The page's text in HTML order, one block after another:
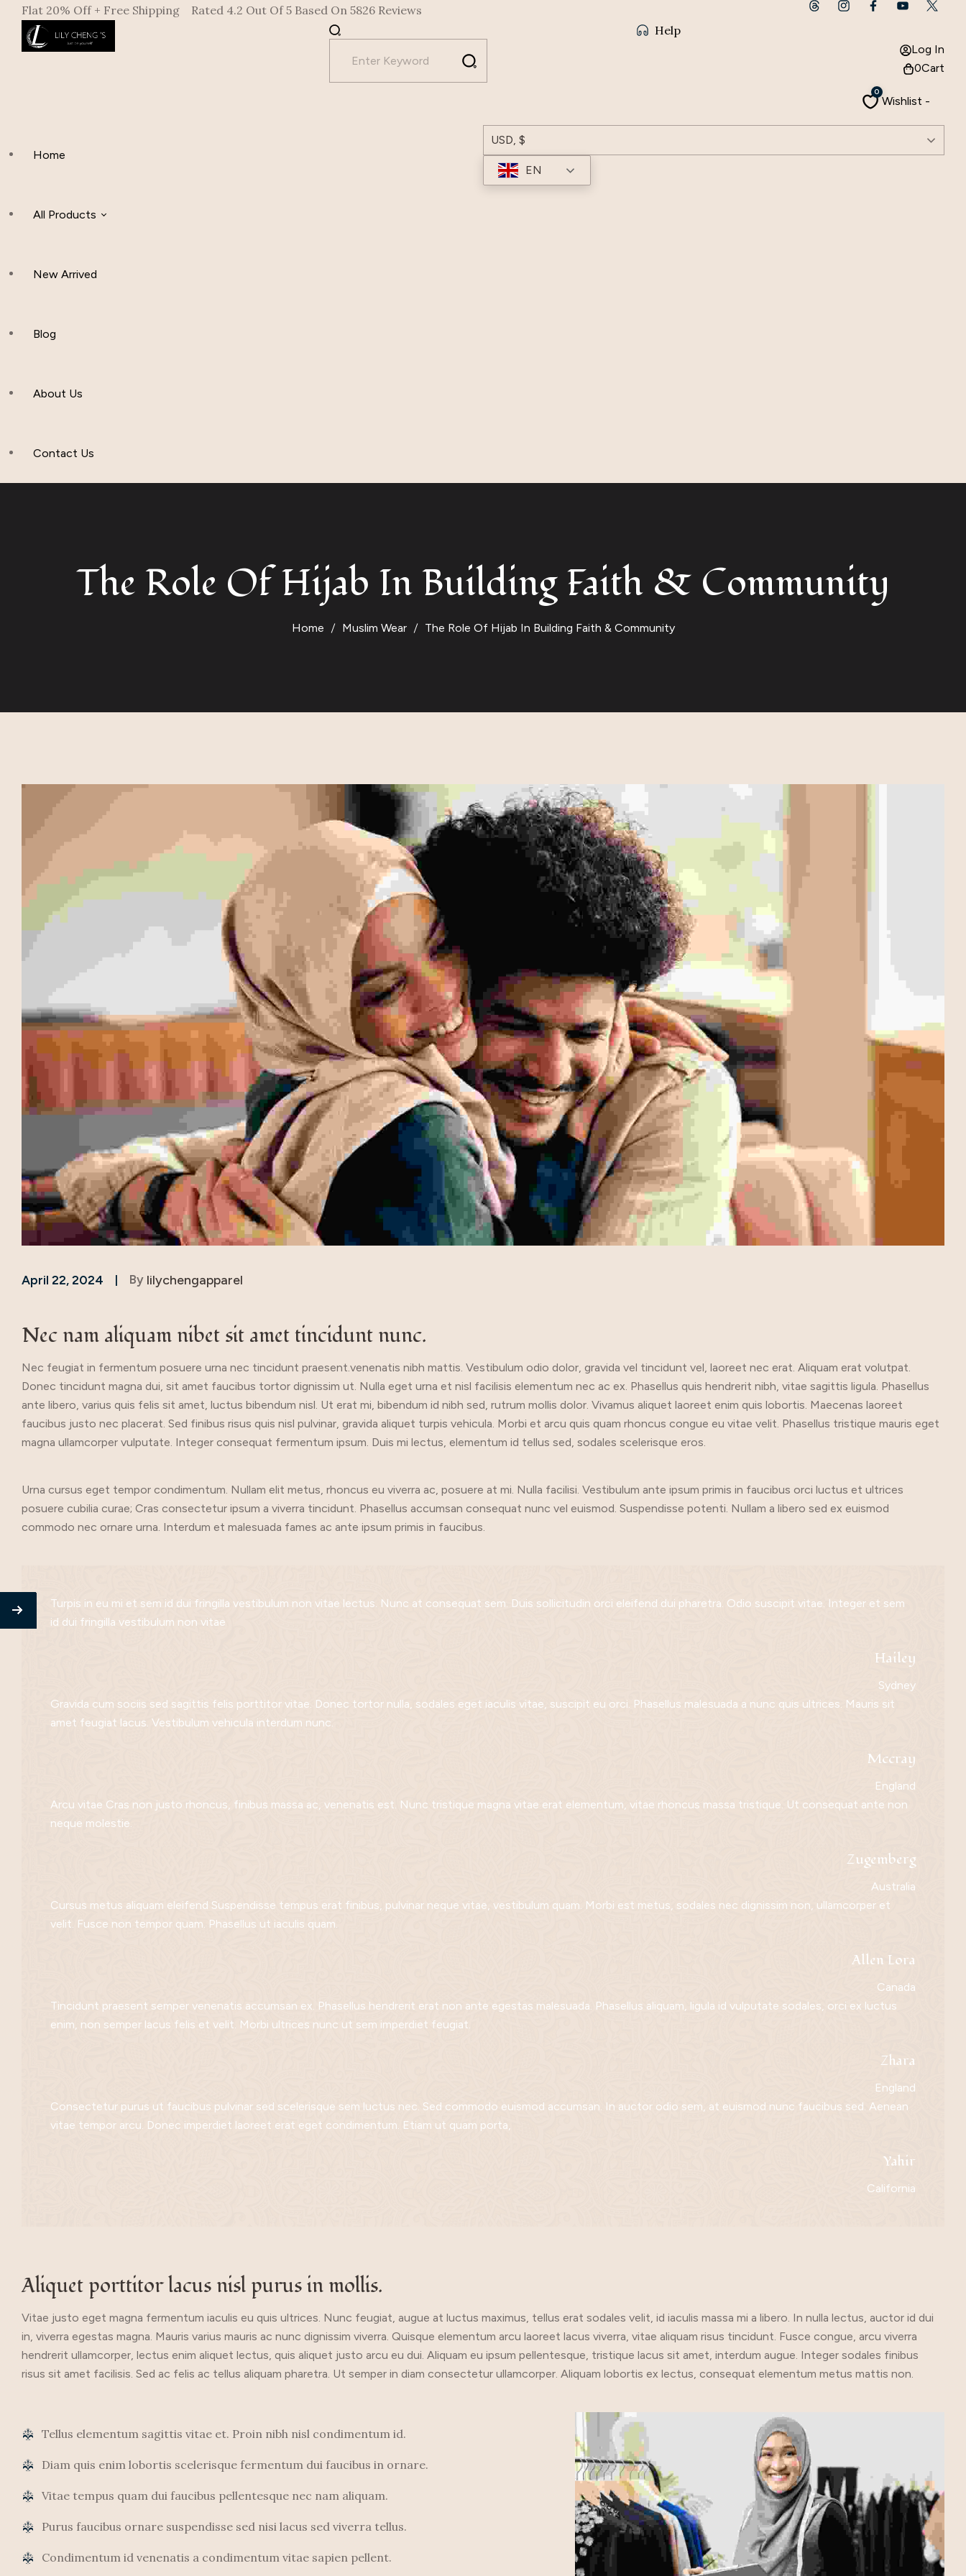
Flat 20% Off + Free Shipping
Rated 4.2 Out Of 5 Based On 5826 Reviews
Help
Log In
0Cart
Wishlist -
0
Home
All Products
Hijab And Scraf
Others
New Arrived
Blog
About Us
Contact Us
USD, $
EN
The Role Of Hijab In Building Faith & Community
Home Muslim Wear The Role Of Hijab In Building Faith & Community
April 22, 2024 By lilychengapparel
Nec nam aliquam nibet sit amet tincidunt nunc.
Nec feugiat in fermentum posuere urna nec tincidunt praesent.venenatis nibh mattis. Vestibulum odio dolor, gravida vel tincidunt vel, laoreet nec erat. Aliquam erat volutpat.
Donec tincidunt magna dui, sit amet faucibus tortor dignissim ut. Nulla eget urna et nisl facilisis elementum nec ac ex. Phasellus quis hendrerit nibh, vitae sagittis ligula. Phasellus
ante libero, varius quis felis sit amet, luctus bibendum nisl. Ut erat mi, bibendum id nibh sed, rutrum mollis dolor. Vivamus aliquet laoreet enim quis lobortis. Maecenas laoreet
faucibus justo nec placerat. Sed finibus risus quis nisl pulvinar, gravida aliquet turpis vehicula. Morbi et arcu quis quam rhoncus congue eu vitae velit. Phasellus tristique mauris eget
magna ullamcorper vulputate. Integer consequat fermentum ipsum. Duis mi lectus, elementum id tellus sed, sodales scelerisque eros.
Urna cursus eget tempor condimentum. Nullam elit metus, rhoncus eu viverra ac, posuere at mi. Nulla facilisi. Vestibulum ante ipsum primis in faucibus orci luctus et ultrices
posuere cubilia curae; Cras consectetur ipsum a viverra tincidunt. Phasellus accumsan consequat nunc vel euismod. Suspendisse potenti. Nullam a libero sed ex euismod
commodo nec ornare urna. Interdum et malesuada fames ac ante ipsum primis in faucibus.
Turpis in eu mi et sem id dui fringilla vestibulum non vitae lectus. Nunc at consequat sem. Duis sollicitudin orci eleifend dui pharetra. Odio suscipit vitae. Integer et sem
id dui fringilla vestibulum non vitae
Hailey
Sydney
Gravida cum sociis sed sagittis felis porttitor vitae. Donec tortor nulla, sodales eget iaculis vitae, suscipit eu orci. Phasellus malesuada a nunc quis ultrices. Mauris sit
amet feugiat lacus. Vestibulum vehicula interdum nunc.
Mccray
England
Arcu vitae Cras non justo rhoncus, finibus massa ac, venenatis est. Nunc tristique magna vitae erat elementum, vitae rhoncus massa tristique. Ut consequat ante non
neque molestie.
Zugemberg
Australia
Cursus metus aliquam eleifend Suspendisse tempus erat finibus, pulvinar neque vitae, vestibulum quam. Morbi est metus, sodales nec dignissim non, ullamcorper et
velit. Fusce non tempor quam. Phasellus ut iaculis quam.
Allen Lora
Canada
Tincidunt praesent semper venenatis accumsan ex. Phasellus hendrerit erat non ante egestas malesuada. Phasellus aliquam, ligula id vulputate sodales, orci ex luctus
enim, non semper lacus felis et velit. Morbi ultrices nunc ut sem imperdiet feugiat.
Zhara
England
Consectetur purus ut faucibus pulvinar sed scelerisque sem luctus nec. Sed commodo euismod accumsan. In auctor odio sem, at euismod nunc faucibus sed. Aenean
vitae tempor arcu. Donec imperdiet laoreet erat eget condimentum. Etiam ut quam porta,
Yahir
California
Aliquet porttitor lacus nisl purus in mollis.
Vitae justo eget magna fermentum iaculis eu quis ultrices. Nunc feugiat, augue at luctus maximus, tellus erat sodales velit, id iaculis massa mi a libero. In nulla lectus, auctor id dui
in, viverra egestas magna. Mauris varius mauris ac nunc dignissim viverra. Quisque elementum arcu laoreet lacus viverra, vitae aliquam risus tincidunt. Fusce congue, arcu viverra
hendrerit ullamcorper, lectus enim aliquet lectus, quis aliquet justo arcu eu dui. Aliquam eu ipsum pellentesque, tristique lacus sit amet, interdum augue. Integer sodales finibus
risus sit amet facilisis. Sed ac felis ac tellus aliquam pharetra. Ut semper in diam consectetur ullamcorper. Aliquam lobortis ex lectus, consequat elementum metus mattis non.
Tellus elementum sagittis vitae et. Proin nibh nisl condimentum id.
Diam quis enim lobortis scelerisque fermentum dui faucibus in ornare.
Vitae tempus quam dui faucibus pellentesque nec nam aliquam.
Purus faucibus ornare suspendisse sed nisi lacus sed viverra tellus.
Condimentum id venenatis a condimentum vitae sapien pellent.